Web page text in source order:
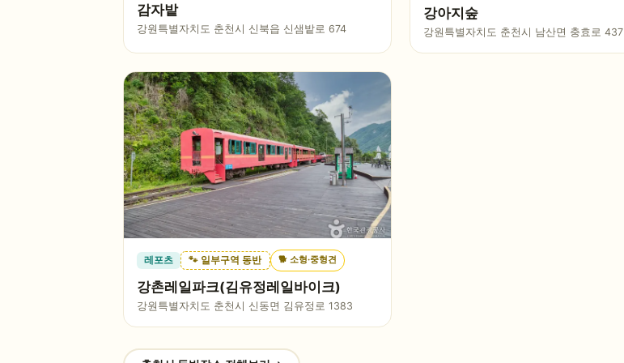
감자밭
강원특별자치도 춘천시 신북읍 신샘밭로 674
강아지숲
강원특별자치도 춘천시 남산면 충효로 437
레포츠 🐾 일부구역 동반 🐕 소형·중형견
강촌레일파크(김유정레일바이크)
강원특별자치도 춘천시 신동면 김유정로 1383